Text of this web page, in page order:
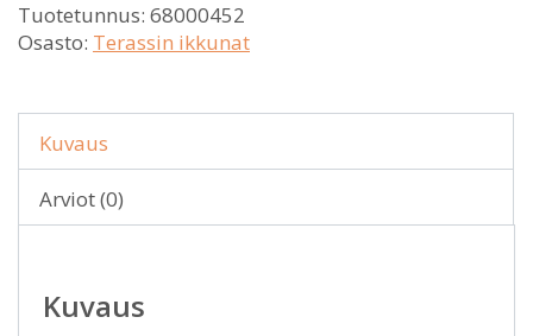
Tuotetunnus: 68000452
Osasto: Terassin ikkunat
Kuvaus
Arviot (0)
Kuvaus